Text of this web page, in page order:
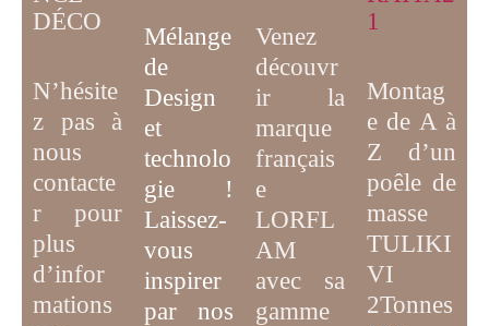
DÉCO
N’hésite
z pas à
nous
contacte
r pour
plus
d’infor
mations
Mélange
de
Design
et
technolo
gie !
Laissez-
vous
inspirer
par nos
Venez
découvr
ir la
marque
français
e
LORFL
AM
avec sa
gamme
1
Montag
e de A à
Z d’un
poêle de
masse
TULIKI
VI
2Tonnes